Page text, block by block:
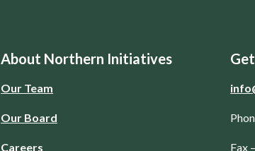
About Northern Initiatives
Our Team
Our Board
Careers Fax –